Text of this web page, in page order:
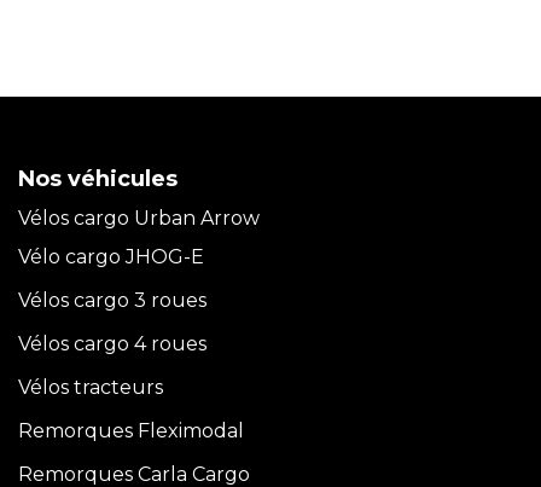
Nos véhicules
Vélos cargo Urban Arrow
Vélo cargo JHOG-E
Vélos cargo 3 roues
Vélos cargo 4 roues
Vélos tracteurs
Remorques Fleximodal
Remorques Carla Cargo